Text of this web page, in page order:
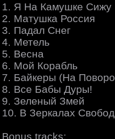
1. Я На Камушке Сижу
2. Матушка Россия
3. Падал Снег
4. Метель
5. Весна
6. Мой Корабль
7. Байкеры (На
8. Все Бабы Дуры!
9. Зеленый Змей
10. В Зеркалах
Bonus tracks: